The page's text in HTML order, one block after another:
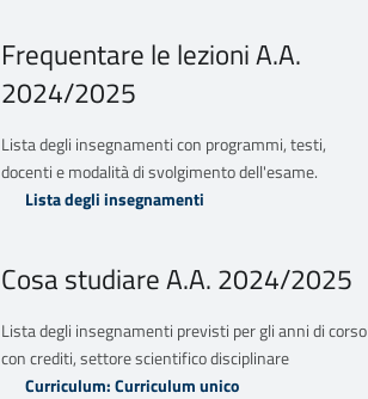
Frequentare le lezioni A.A.
2024/2025
Lista degli insegnamenti con programmi, testi,
docenti e modalità di svolgimento dell'esame.
Lista degli insegnamenti
Cosa studiare A.A. 2024/2025
Lista degli insegnamenti previsti per gli anni di corso
con crediti, settore scientifico disciplinare
Curriculum: Curriculum unico